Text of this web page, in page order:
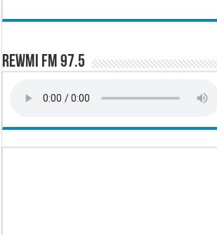
Rewmi FM 97.5